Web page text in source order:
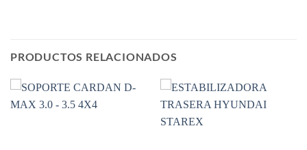
PRODUCTOS RELACIONADOS